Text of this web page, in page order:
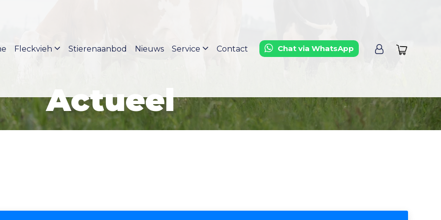
Fleckvieh Stierenaanbod Nieuws Service Contact Chat via WhatsApp
Actueel